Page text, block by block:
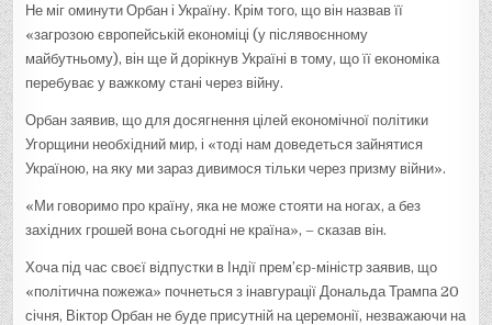
Не міг оминути Орбан і Україну. Крім того, що він назвав її
«загрозою європейській економіці (у післявоєнному
майбутньому), він ще й дорікнув Україні в тому, що її економіка
перебуває у важкому стані через війну.
Орбан заявив, що для досягнення цілей економічної політики
Угорщини необхідний мир, і «тоді нам доведеться зайнятися
Україною, на яку ми зараз дивимося тільки через призму війни».
«Ми говоримо про країну, яка не може стояти на ногах, а без
західних грошей вона сьогодні не країна», – сказав він.
Хоча під час своєї відпустки в Індії прем’єр-міністр заявив, що
«політична пожежа» почнеться з інавгурації Дональда Трампа 20
січня, Віктор Орбан не буде присутній на церемонії, незважаючи на